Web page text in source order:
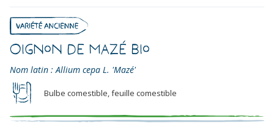
Oignon de Mazé Bio
Nom latin : Allium cepa L. 'Mazé'
Bulbe comestible, feuille comestible